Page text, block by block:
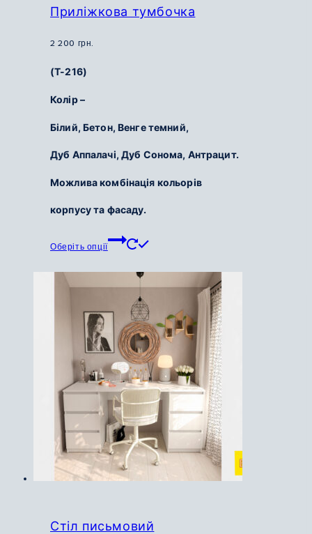
Приліжкова тумбочка
2 200 грн.
(Т-216)
Колір –
Білий, Бетон, Венге темний,
Дуб Аппалачі, Дуб Сонома, Антрацит.
Можлива комбінація кольорів
корпусу та фасаду.
Оберіть опції
Цей
має
кілька
варіантів.
Параметри
можна
вибрати
на
сторінці
товару
Стіл письмовий